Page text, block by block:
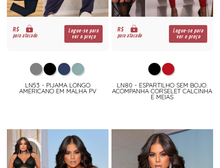
R$
para atacado
Logue-se para
ver o preço
LN53 - PIJAMA LONGO
AMERICANO EM MALHA PV
R$
para atacado
Logue-se para
ver o preço
LN80 - ESPARTILHO SEM BOJO.
ACOMPANHA CORSELET CALCINHA
E MEIAS